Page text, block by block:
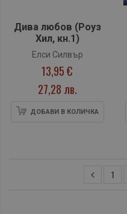
Дива любов (Роуз
Хил, кн.1)
Елси Силвър
13,95 €
27,28 лв.
ДОБАВИ В КОЛИЧКА
1